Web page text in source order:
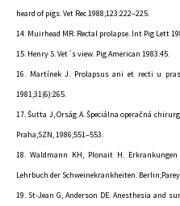
heard of pigs. Vet Rec 1988;123:222–225.
14. Muirhead MR. Rectal prolapse. Int Pig Lett
15. Henry S. Vet´s view. Pig American 1983:45.
16. Martínek J. Prolapsus ani et recti u
1981;31(6):265.
17. Šutta J, Orság A. Špeciálna operačná
Praha;SZN, 1986;551–553.
18. Waldmann KH, Plonait H.
Lehrbuch der Schweinekrankheiten.
19. St-Jean G, Anderson DE. Anesthesia and